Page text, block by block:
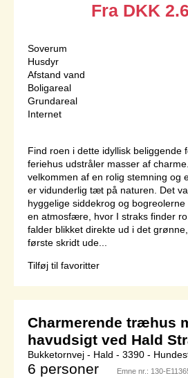
Fra DKK
Soverum
Husdyr
Afstand vand
Boligareal
Grundareal
Internet
Find roen i dette idyllisk beliggende
feriehus udstråler masser af
velkommen af en rolig stemning og
er vidunderlig tæt på naturen. Det
hyggelige siddekrog og
en atmosfære, hvor I straks finder
falder blikket direkte ud i det
første skridt ude...
Tilføj til favoritter
Charmerende træhus
havudsigt ved Hald
Bukketornvej - Hald - 3390 -
6 personer Emne nr.: 130-